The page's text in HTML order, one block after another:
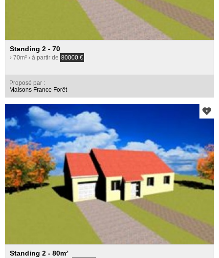
Standing 2 - 70
› 70m² › à partir de 80000 €
Proposé par :
Maisons France Forêt
Standing 2 - 80m²